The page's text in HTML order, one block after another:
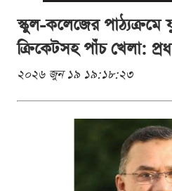
স্কুল-কলেজের
ক্রিকেটসহ পাঁচ খেলা:
২০২৬ জুন ১৯ ১৯:১৮:২৩